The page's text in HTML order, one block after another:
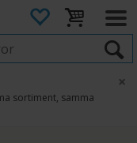
sortiment, samma
×